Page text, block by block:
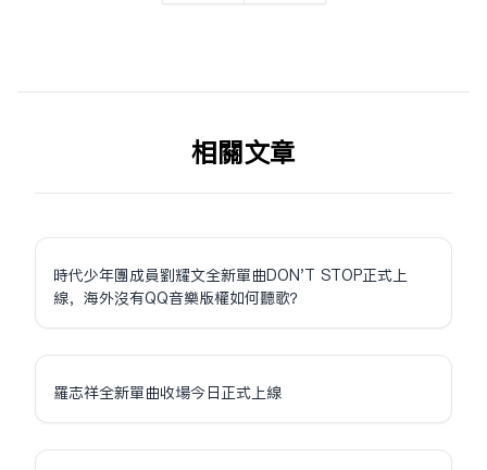
相关文章
時代少年團成員劉耀文全新單曲DON'T STOP正式上
線，海外沒有QQ音樂版權如何聽歌？
羅志祥全新單曲收場今日正式上線